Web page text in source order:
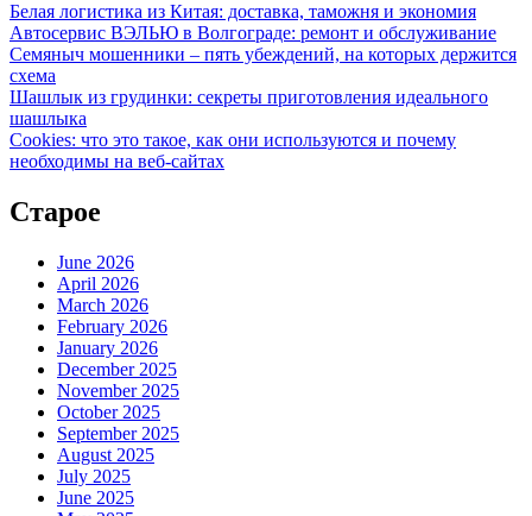
Белая логистика из Китая: доставка, таможня и экономия
Автосервис ВЭЛЬЮ в Волгограде: ремонт и обслуживание
Семяныч мошенники – пять убеждений, на которых держится
схема
Шашлык из грудинки: секреты приготовления идеального
шашлыка
Cookies: что это такое, как они используются и почему
необходимы на веб-сайтах
Старое
June 2026
April 2026
March 2026
February 2026
January 2026
December 2025
November 2025
October 2025
September 2025
August 2025
July 2025
June 2025